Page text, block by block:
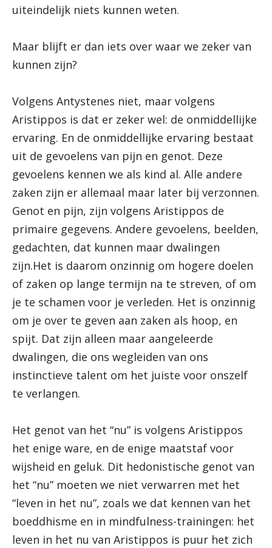
uiteindelijk niets kunnen weten.
Maar blijft er dan iets over waar we zeker van
kunnen zijn?
Volgens Antystenes niet, maar volgens
Aristippos is dat er zeker wel: de onmiddellijke
ervaring. En de onmiddellijke ervaring bestaat
uit de gevoelens van pijn en genot. Deze
gevoelens kennen we als kind al. Alle andere
zaken zijn er allemaal maar later bij verzonnen.
Genot en pijn, zijn volgens Aristippos de
primaire gegevens. Andere gevoelens, beelden,
gedachten, dat kunnen maar dwalingen
zijn.Het is daarom onzinnig om hogere doelen
of zaken op lange termijn na te streven, of om
je te schamen voor je verleden. Het is onzinnig
om je over te geven aan zaken als hoop, en
spijt. Dat zijn alleen maar aangeleerde
dwalingen, die ons wegleiden van ons
instinctieve talent om het juiste voor onszelf
te verlangen.
Het genot van het “nu” is volgens Aristippos
het enige ware, en de enige maatstaf voor
wijsheid en geluk. Dit hedonistische genot van
het “nu” moeten we niet verwarren met het
“leven in het nu”, zoals we dat kennen van het
boeddhisme en in mindfulness-trainingen: het
leven in het nu van Aristippos is puur het zich